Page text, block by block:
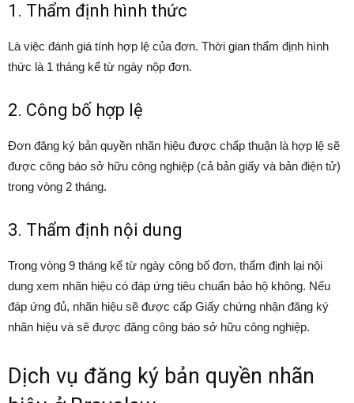
1. Thẩm định hình thức
Là việc đánh giá tính hợp lệ của đơn. Thời gian thẩm định hình
thức là 1 tháng kể từ ngày nộp đơn.
2. Công bố hợp lệ
Đơn đăng ký bản quyền nhãn hiệu được chấp thuận là hợp lệ sẽ
được công báo sở hữu công nghiệp (cả bản giấy và bản điện tử)
trong vòng 2 tháng.
3. Thẩm định nội dung
Trong vòng 9 tháng kể từ ngày công bố đơn, thẩm định lại nội
dung xem nhãn hiệu có đáp ứng tiêu chuẩn bảo hộ không. Nếu
đáp ứng đủ, nhãn hiệu sẽ được cấp Giấy chứng nhận đăng ký
nhãn hiệu và sẽ được đăng công báo sở hữu công nghiệp.
Dịch vụ đăng ký bản quyền nhãn